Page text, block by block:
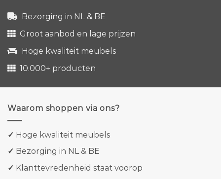
Bezorging in NL & BE
Groot aanbod en lage prijzen
Hoge kwaliteit meubels
10.000+ producten
Waarom shoppen via ons?
✓ Hoge kwaliteit meubels
✓ Bezorging in NL & BE
✓ Klanttevredenheid staat voorop